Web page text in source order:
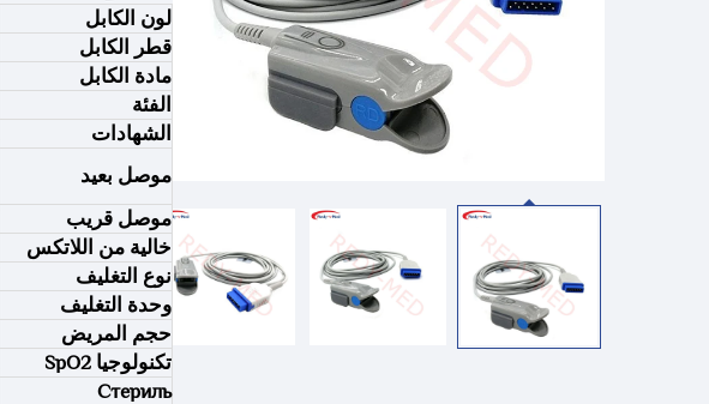
لون الكابل
قطر الكابل
مادة الكابل
الفئة
الشهادات
موصل بعيد
موصل قريب
خالية من اللاتكس
نوع التغليف
وحدة التغليف
حجم المريض
تكنولوجيا SpO2
Стериль